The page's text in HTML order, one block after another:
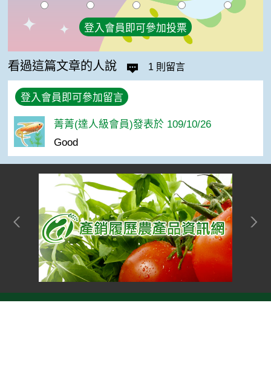
登入會員即可參加投票
看過這篇文章的人說 1 則留言
登入會員即可參加留言
菁菁(達人級會員)發表於 109/10/26
Good